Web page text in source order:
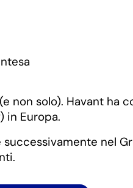
non solo). Havant ha
in Europa.
nel